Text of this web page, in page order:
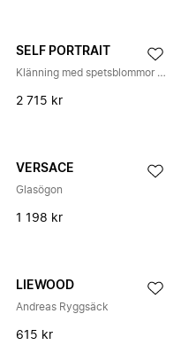
SELF PORTRAIT
Klänning med spetsblommor utan ärmar
2 715 kr
VERSACE
Glasögon
1 198 kr
LIEWOOD
Andreas Ryggsäck
615 kr